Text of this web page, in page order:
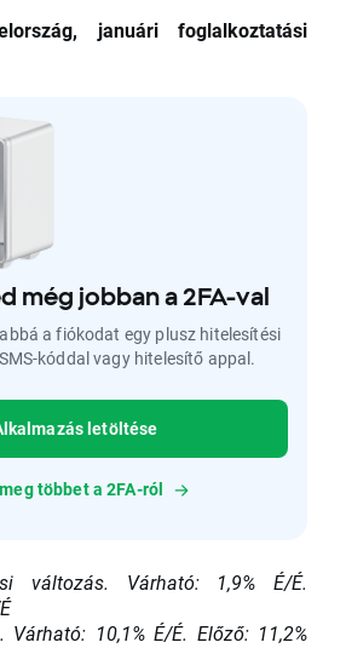
januári foglalkoztatási
még jobban a 2FA-val
a fiókodat egy plusz hitelesítési
kóddal vagy hitelesítő appal.
letöltése
többet a 2FA-ról
változás. Várható: 1,9% É/É.
Várható: 10,1% É/É. Előző: 11,2%